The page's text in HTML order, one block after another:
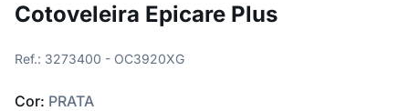
Cotoveleira Epicare Plus
Ref.: 3273400 - OC3920XG
Cor: PRATA